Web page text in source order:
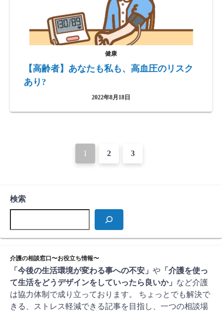
健康
【高齢者】あなたも私も、高血圧のリスク
あり?
2022年8月18日
ビ
ー
シ
ョ
ン
1 2 3
検索
介護の相談窓口〜お役立ち情報〜
「今後の生活環境が変わる事への不安」 や 「介護を使っ
て生活をどうデザインをしていったら良いか」 など介護
は協力体制で成り立っております。 ちょっとでも解決で
きる、ストレス軽減できる記事を目指し、一つの相談場